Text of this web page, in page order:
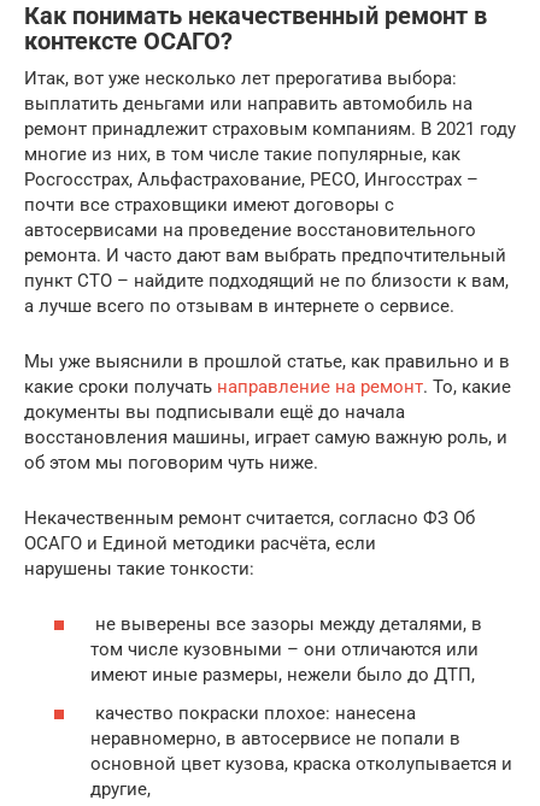
Как понимать некачественный ремонт в
контексте ОСАГО?
Итак, вот уже несколько лет прерогатива выбора:
выплатить деньгами или направить автомобиль на
ремонт принадлежит страховым компаниям. В 2021 году
многие из них, в том числе такие популярные, как
Росгосстрах, Альфастрахование, РЕСО, Ингосстрах –
почти все страховщики имеют договоры с
автосервисами на проведение восстановительного
ремонта. И часто дают вам выбрать предпочтительный
пункт СТО – найдите подходящий не по близости к вам,
а лучше всего по отзывам в интернете о сервисе.
Мы уже выяснили в прошлой статье, как правильно и в
какие сроки получать направление на ремонт. То, какие
документы вы подписывали ещё до начала
восстановления машины, играет самую важную роль, и
об этом мы поговорим чуть ниже.
Некачественным ремонт считается, согласно ФЗ Об
ОСАГО и Единой методики расчёта, если
нарушены такие тонкости:
не выверены все зазоры между деталями, в
том числе кузовными – они отличаются или
имеют иные размеры, нежели было до ДТП,
качество покраски плохое: нанесена
неравномерно, в автосервисе не попали в
основной цвет кузова, краска отколупывается и
другие,